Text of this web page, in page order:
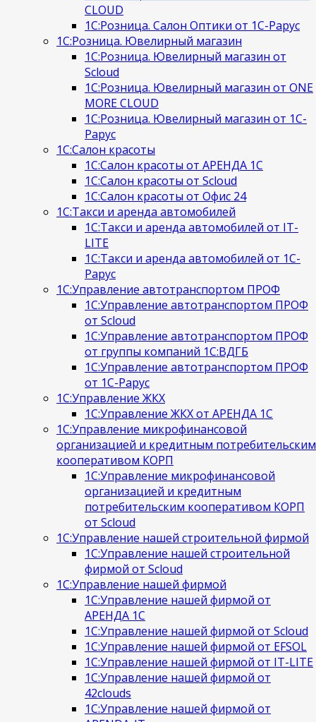
CLOUD
1С:Розница. Салон Оптики от 1С-Рарус
1С:Розница. Ювелирный магазин
1С:Розница. Ювелирный магазин от
Scloud
1С:Розница. Ювелирный магазин от ONE
MORE CLOUD
1С:Розница. Ювелирный магазин от 1С-
Рарус
1С:Салон красоты
1С:Салон красоты от АРЕНДА 1С
1С:Салон красоты от Scloud
1С:Салон красоты от Офис 24
1С:Такси и аренда автомобилей
1С:Такси и аренда автомобилей от IT-
LITE
1С:Такси и аренда автомобилей от 1С-
Рарус
1С:Управление автотранспортом ПРОФ
1С:Управление автотранспортом ПРОФ
от Scloud
1С:Управление автотранспортом ПРОФ
от группы компаний 1С:ВДГБ
1С:Управление автотранспортом ПРОФ
от 1С-Рарус
1С:Управление ЖКХ
1С:Управление ЖКХ от АРЕНДА 1С
1С:Управление микрофинансовой
организацией и кредитным потребительским
кооперативом КОРП
1С:Управление микрофинансовой
организацией и кредитным
потребительским кооперативом КОРП
от Scloud
1С:Управление нашей строительной фирмой
1С:Управление нашей строительной
фирмой от Scloud
1С:Управление нашей фирмой
1С:Управление нашей фирмой от
АРЕНДА 1С
1С:Управление нашей фирмой от Scloud
1С:Управление нашей фирмой от EFSOL
1С:Управление нашей фирмой от IT-LITE
1С:Управление нашей фирмой от
42clouds
1С:Управление нашей фирмой от